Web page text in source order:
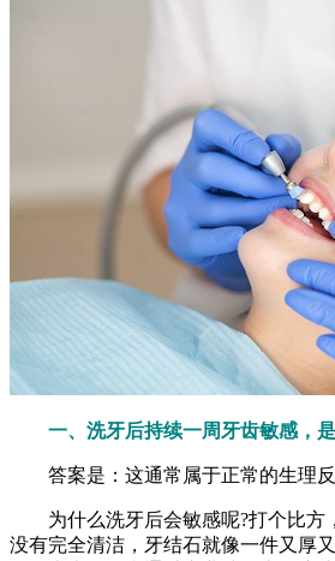
一、洗牙后持续一周牙齿敏感，是
答案是：这通常属于正常的生理反
为什么洗牙后会敏感呢?打个比方
没有完全清洁，牙结石就像一件又厚